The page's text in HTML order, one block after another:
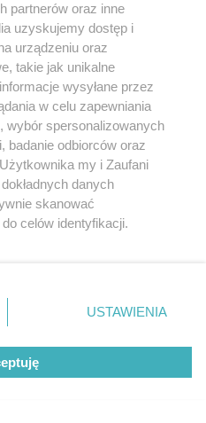
na siebie.
budowa
partnerów oraz inne
uzyskujemy dostęp i
urządzeniu oraz
takie jak unikalne
wysyłane przez
w celu zapewniania
wybór spersonalizowanych
badanie odbiorców oraz
my i Zaufani
danych
skanować
celów identyfikacji.
ustawień prywatności
rogu strony
nie wymagają zgody
sprzeciwić się takiemu
miały zastosowanie tylko
USTAWIENIA